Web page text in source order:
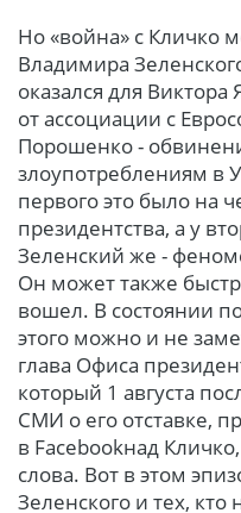
Но «война» с Кличко
Владимира
оказался для
от ассоциации с
Порошенко -
злоупотреблениям в
первого это было на
президентства, а у
Зеленский же -
Он может также
вошел. В состоянии
этого можно и не
глава Офиса
который 1 августа
СМИ о его отставке,
в Facebookнад
слова. Вот в этом
Зеленского и тех, кто